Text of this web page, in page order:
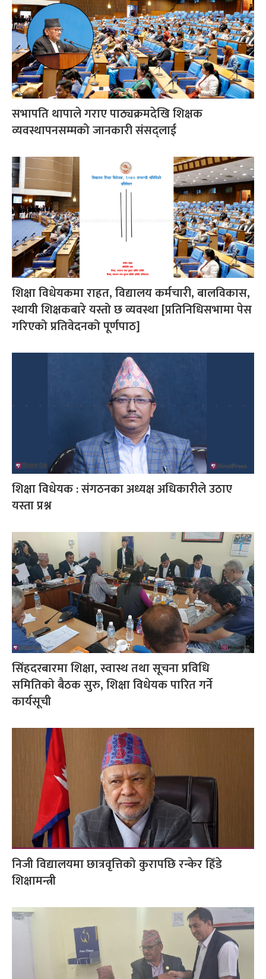
सभापति थापाले गराए पाठ्यक्रमदेखि शिक्षक
व्यवस्थापनसम्मको जानकारी संसद्लाई
शिक्षा विधेयकमा राहत, विद्यालय कर्मचारी, बालविकास,
स्थायी शिक्षकबारे यस्तो छ व्यवस्था [प्रतिनिधिसभामा पेस
गरिएको प्रतिवेदनको पूर्णपाठ]
शिक्षा विधेयक : संगठनका अध्यक्ष अधिकारीले उठाए
यस्ता प्रश्न
सिंहदरबारमा शिक्षा, स्वास्थ तथा सूचना प्रविधि
समितिको बैठक सुरु, शिक्षा विधेयक पारित गर्ने
कार्यसूची
निजी विद्यालयमा छात्रवृत्तिको कुरापछि रन्केर हिँडे
शिक्षामन्त्री